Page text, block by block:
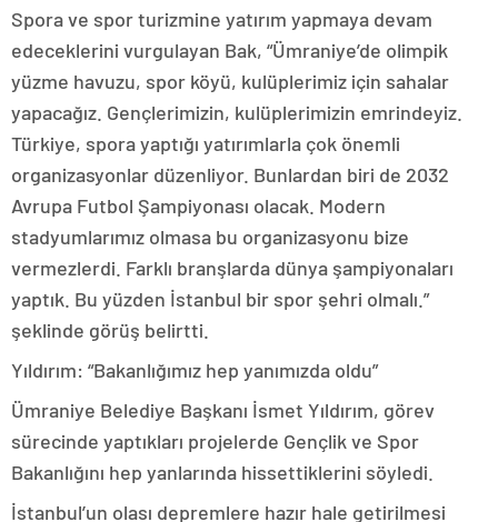
Spora ve spor turizmine yatırım yapmaya devam
edeceklerini vurgulayan Bak, “Ümraniye’de olimpik
yüzme havuzu, spor köyü, kulüplerimiz için sahalar
yapacağız. Gençlerimizin, kulüplerimizin emrindeyiz.
Türkiye, spora yaptığı yatırımlarla çok önemli
organizasyonlar düzenliyor. Bunlardan biri de 2032
Avrupa Futbol Şampiyonası olacak. Modern
stadyumlarımız olmasa bu organizasyonu bize
vermezlerdi. Farklı branşlarda dünya şampiyonaları
yaptık. Bu yüzden İstanbul bir spor şehri olmalı.”
şeklinde görüş belirtti.
Yıldırım: “Bakanlığımız hep yanımızda oldu”
Ümraniye Belediye Başkanı İsmet Yıldırım, görev
sürecinde yaptıkları projelerde Gençlik ve Spor
Bakanlığını hep yanlarında hissettiklerini söyledi.
İstanbul’un olası depremlere hazır hale getirilmesi